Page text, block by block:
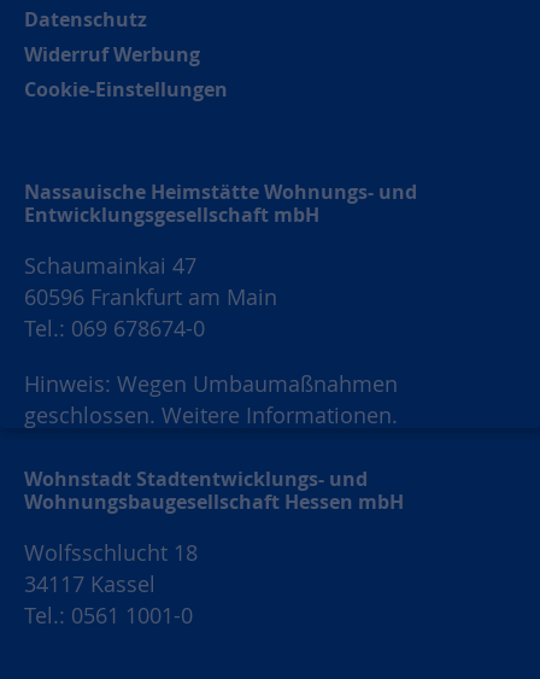
Datenschutz
Widerruf Werbung
Cookie-Einstellungen
Nassauische Heimstätte Wohnungs- und
Entwicklungsgesellschaft mbH
Schaumainkai 47
60596 Frankfurt am Main
Tel.: 069 678674-0
Hinweis: Wegen Umbaumaßnahmen
geschlossen. Weitere Informationen.
Wohnstadt Stadtentwicklungs- und
Wohnungsbaugesellschaft Hessen mbH
Wolfsschlucht 18
34117 Kassel
Tel.: 0561 1001-0